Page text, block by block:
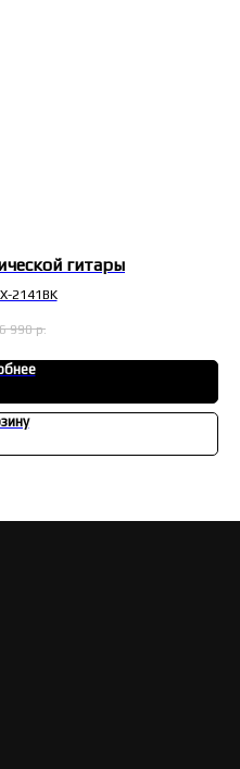
гитары
2141BK
990 р.